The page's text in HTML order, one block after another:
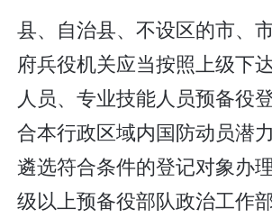
县、自治县、不设区的市、
府兵役机关应当按照上级下
人员、专业技能人员预备役
合本行政区域内国防动员潜
遴选符合条件的登记对象办
级以上预备役部队政治工作